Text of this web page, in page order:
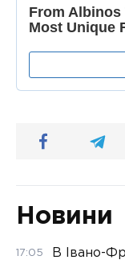
Новини
17:05
В Івано-